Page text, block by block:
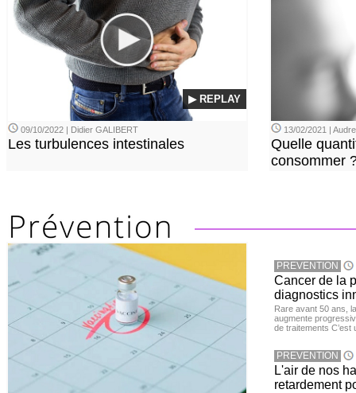
▶ REPLAY
09/10/2022 | Didier GALIBERT
Les turbulences intestinales
13/02/2021 |
Quelle
consommer
PREVENTION
Cancer de la
diagnostics
Rare avant 50 ans,
augmente
de traitements
PREVENTION
L'air de nos
retardement